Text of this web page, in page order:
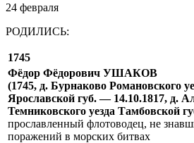
24 февраля
РОДИЛИСЬ:
1745
Фёдор Фёдорович УШАКОВ
(1745, д. Бурнаково Романовского
Ярославской губ. — 14.10.1817, д.
Темниковского уезда Тамбовской
прославленный флотоводец, не
поражений в морских битвах